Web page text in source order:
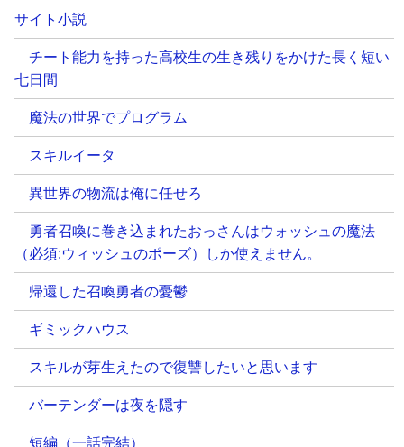
サイト小説
チート能力を持った高校生の生き残りをかけた長く短い
七日間
魔法の世界でプログラム
スキルイータ
異世界の物流は俺に任せろ
勇者召喚に巻き込まれたおっさんはウォッシュの魔法
（必須:ウィッシュのポーズ）しか使えません。
帰還した召喚勇者の憂鬱
ギミックハウス
スキルが芽生えたので復讐したいと思います
バーテンダーは夜を隠す
短編（一話完結）